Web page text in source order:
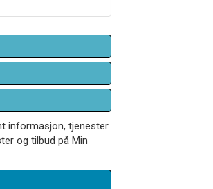
informasjon, tjenester
og tilbud på Min